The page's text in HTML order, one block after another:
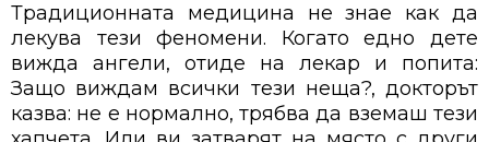
Традиционната медицина не знае как да
лекува тези феномени. Когато едно дете
вижда ангели, отиде на лекар и попита:
Защо виждам всички тези неща?, докторът
казва: не е нормално, трябва да вземаш тези